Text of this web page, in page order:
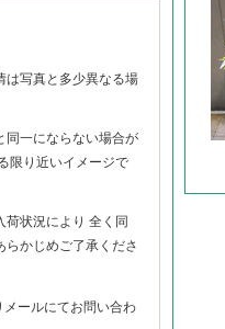
は写真と多少異なる場
同一にならない場合が
限り近いイメージで
状況により 全く同
らかじめご了承くださ
ールにてお問い合わ